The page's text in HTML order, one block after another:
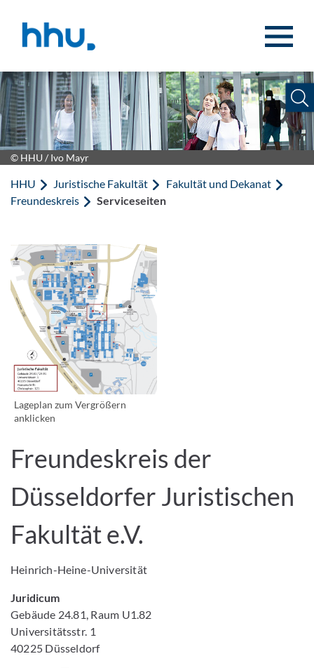
© HHU / Ivo Mayr
HHU Juristische Fakultät
Fakultät und Dekanat
Freundeskreis
Serviceseiten
Lageplan zum Vergrößern
anklicken
Freundeskreis der
Düsseldorfer Juristischen
Fakultät e.V.
Heinrich-Heine-Universität
Juridicum
Gebäude 24.81, Raum U1.82
Universitätsstr. 1
40225 Düsseldorf